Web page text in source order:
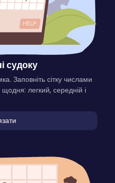
судоку
Заповніть сітку числами
щодня: легкий, середній і